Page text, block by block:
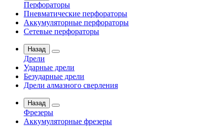
Перфораторы
Пневматические перфораторы
Аккумуляторные перфораторы
Сетевые перфораторы
Назад
Дрели
Ударные дрели
Безударные дрели
Дрели алмазного сверления
Назад
Фрезеры
Аккумуляторные фрезеры